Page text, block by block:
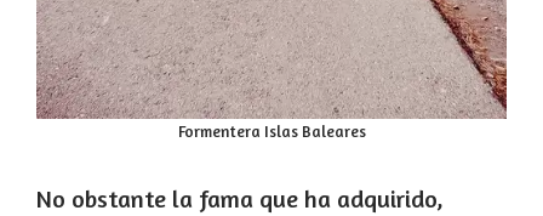
Formentera Islas Baleares
No obstante la fama que ha adquirido,